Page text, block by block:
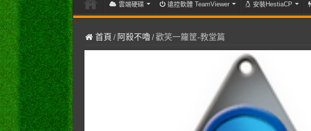
雲端硬碟 遠控軟體 TeamViewer 安裝HestiaCP
首頁 / 阿殺不嚕/歡笑一籮筐-教堂篇